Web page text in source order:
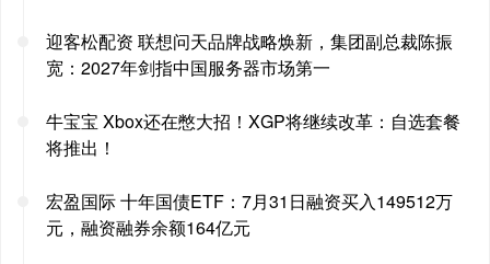
迎客松配资 联想问天品牌战略焕新，集团副总裁陈振
宽：2027年剑指中国服务器市场第一
牛宝宝 Xbox还在憋大招！XGP将继续改革：自选套餐
将推出！
宏盈国际 十年国债ETF：7月31日融资买入149512万
元，融资融券余额164亿元